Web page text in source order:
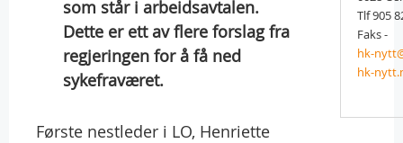
som står i arbeidsavtalen.
Dette er ett av flere forslag fra
regjeringen for å få ned
sykefraværet.
Første nestleder i LO, Henriette
Tlf 905
Faks -
hk-
hk-